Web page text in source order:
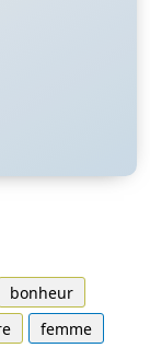
bonheur
femme